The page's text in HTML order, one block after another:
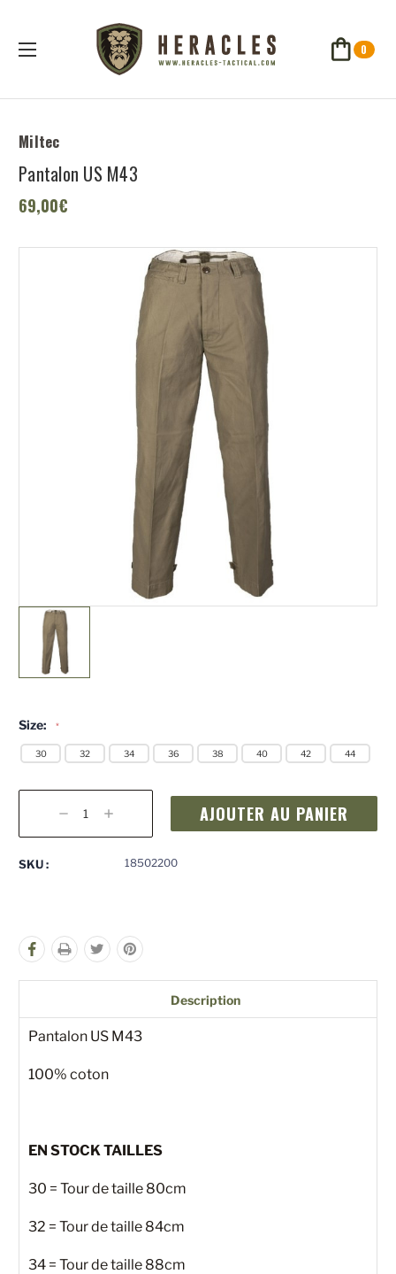
0
Miltec
Pantalon US M43
69,00€
Size: *
30 32 34 36 38 40 42 44
Stock
Diminuer
Augmenter
SKU : 18502200
Description
Pantalon US M43
100% coton
EN STOCK TAILLES
30 = Tour de taille 80cm
32 = Tour de taille 84cm
34 = Tour de taille 88cm